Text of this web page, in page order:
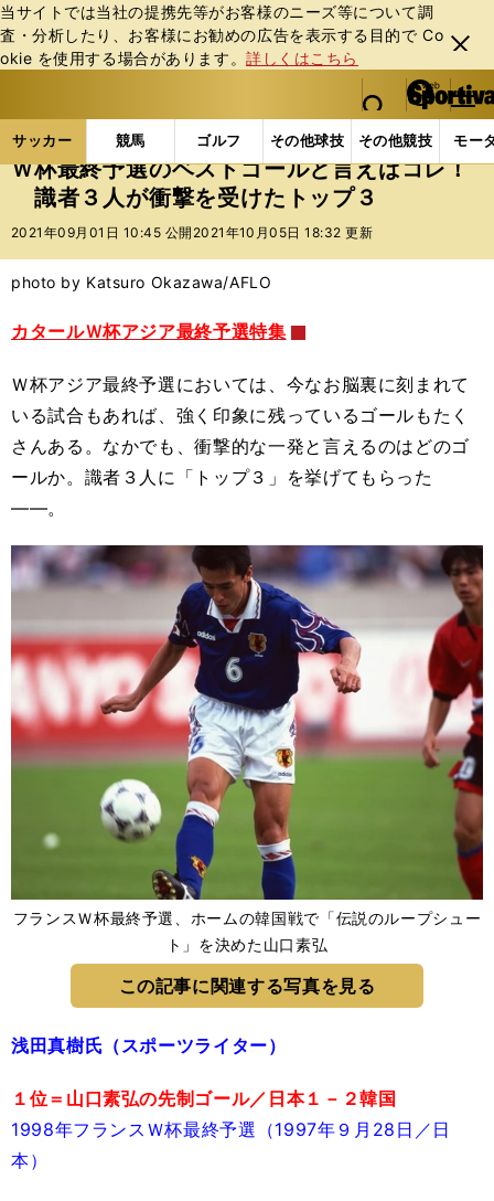
当サイトでは当社の提携先等がお客様のニーズ等について調
査・分析したり、お客様にお勧めの広告を表⽰する⽬的で Co
okie を使⽤する場合があります。詳しくはこちら
閉じ
る
web Sportiva (webスポルティーバ)
検索
マイペ
ー
ジ
メニュ
サッカー 競馬 ゴルフ その他球技 その他競技 モー
ス
ポ
ル
バ
サッカーの記事一覧 サッカー代表 日本代表 Ｗ
Ｗ杯最終予選のベストゴールと言えばコレ！
識者３人が衝撃を受けたトップ３
2021年09月01日 10:45 公開 2021年10月05日 18:32 更新
photo by Katsuro Okazawa/AFLO
カタールＷ杯アジア最終予選特集
Ｗ杯アジア最終予選においては、今なお脳裏に刻まれて
いる試合もあれば、強く印象に残っているゴールもたく
さんある。なかでも、衝撃的な一発と言えるのはどのゴ
ールか。識者３人に「トップ３」を挙げてもらった
――。
フランスＷ杯最終予選、ホームの韓国戦で「伝説のループシュー
ト」を決めた山口素弘
この記事に関連する写真を見る
浅田真樹氏（スポーツライター）
１位＝山口素弘の先制ゴール／日本１－２韓国
1998年フランスＷ杯最終予選（1997年９月28日／日
本）